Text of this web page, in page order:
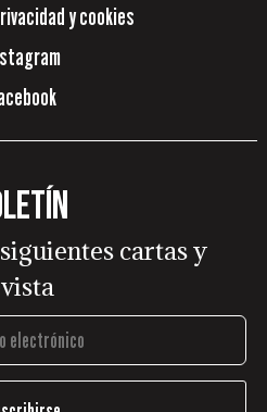
y cookies
cartas y